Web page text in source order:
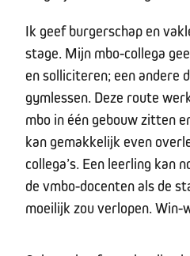
Ik geef burgerschap en
stage. Mijn mbo-collega
en solliciteren; een andere
gymlessen. Deze route
mbo in één gebouw zitten
kan gemakkelijk even
collega’s. Een leerling kan
de vmbo-docenten als de
moeilijk zou verlopen. Win-